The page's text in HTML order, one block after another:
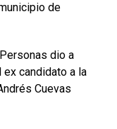
de
dio a
candidato a la
Cuevas